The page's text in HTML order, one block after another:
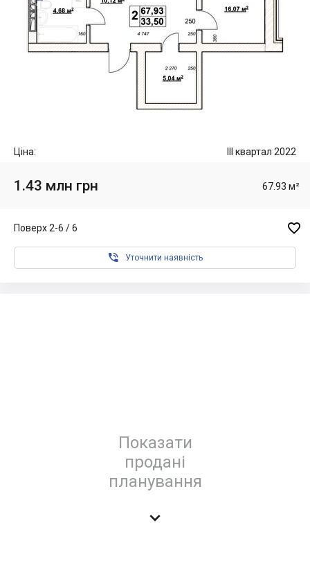
Ціна: III квартал 2022
1.43 млн грн 67.93 м²
Поверх 2-6 / 6 
 Уточнити наявність
Показати
продані
планування
